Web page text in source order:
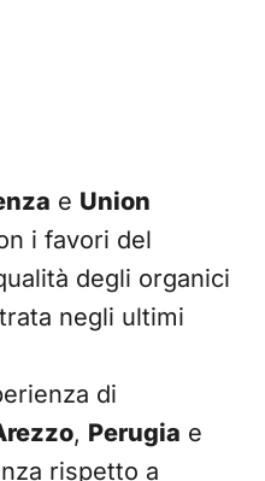
e Union
i favori del
degli organici
negli ultimi
di
, Perugia e
rispetto a